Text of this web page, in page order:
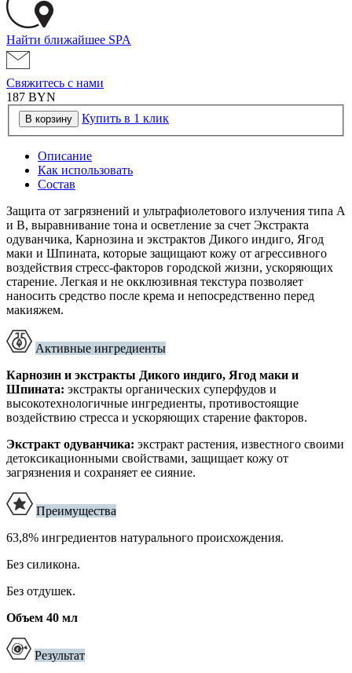
Найти ближайшее SPA
Свяжитесь с нами
187 BYN
В корзину Купить в 1 клик
Описание
Как использовать
Состав
Защита от загрязнений и ультрафиолетового излучения типа А
и В, выравнивание тона и осветление за счет Экстракта
одуванчика, Карнозина и экстрактов Дикого индиго, Ягод
маки и Шпината, которые защищают кожу от агрессивного
воздействия стресс-факторов городской жизни, ускоряющих
старение. Легкая и не окклюзивная текстура позволяет
наносить средство после крема и непосредственно перед
макияжем.
Активные ингредиенты
Карнозин и экстракты Дикого индиго, Ягод маки и
Шпината: экстракты органических суперфудов и
высокотехнологичные ингредиенты, противостоящие
воздействию стресса и ускоряющих старение факторов.
Экстракт одуванчика: экстракт растения, известного своими
детоксикационными свойствами, защищает кожу от
загрязнения и сохраняет ее сияние.
Преимущества
63,8% ингредиентов натурального происхождения.
Без силикона.
Без отдушек.
Объем 40 мл
Результат